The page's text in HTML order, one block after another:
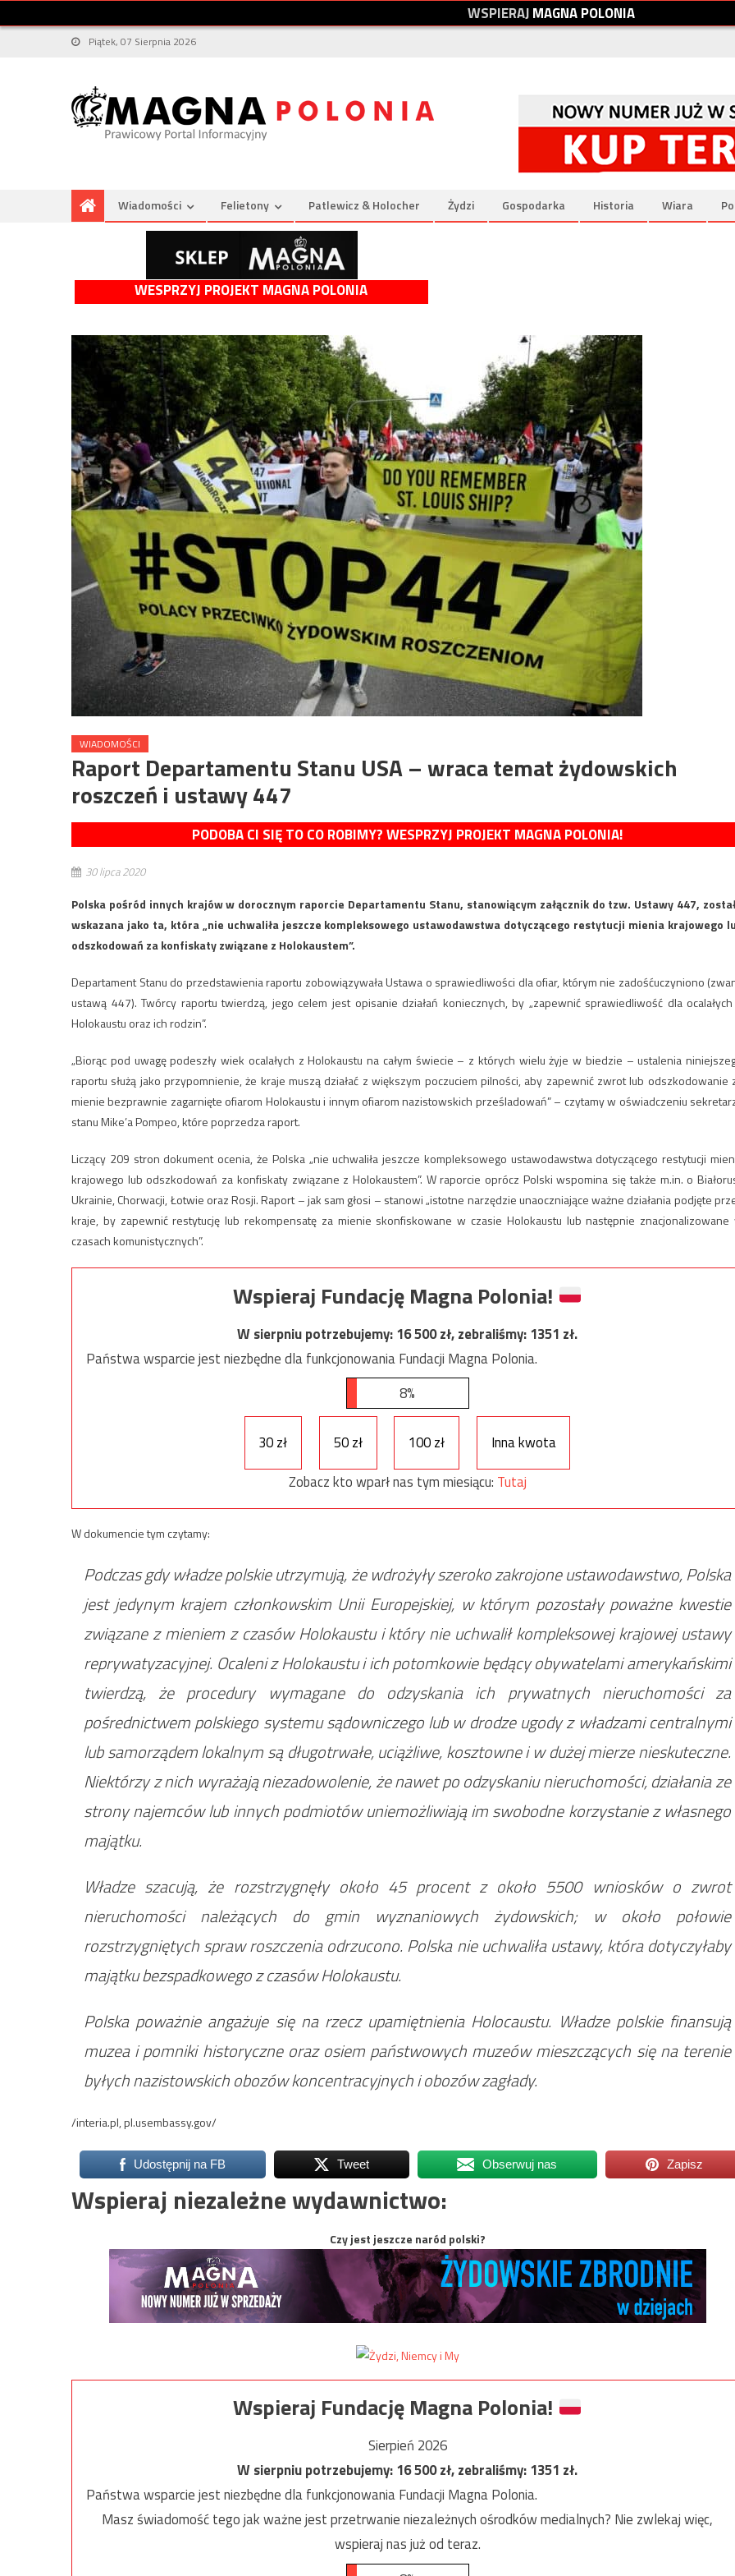
WSPIERAJMAGNAPOLONIA
Piątek, 07 Sierpnia 2026
Wiadomości Felietony Patlewicz & Holocher Żydzi Gospodarka Historia Wiara
WESPRZYJ PROJEKT MAGNA POLONIA
WIADOMOŚCI
Raport Departamentu Stanu USA – wraca temat żydowskich
roszczeń i ustawy 447
PODOBA CI SIĘ TO CO ROBIMY? WESPRZYJ PROJEKT MAGNA POLONIA!
30 lipca 2020
Polska pośród innych krajów w dorocznym raporcie Departamentu Stanu, stanowiącym załącznik do tzw. Ustawy 447,
wskazana jako ta, która „nie uchwaliła jeszcze kompleksowego ustawodawstwa dotyczącego restytucji mienia krajowego
odszkodowań za konfiskaty związane z Holokaustem”.
Departament Stanu do przedstawienia raportu zobowiązywała Ustawa o sprawiedliwości dla ofiar, którym nie zadośćuczyniono
ustawą 447). Twórcy raportu twierdzą, jego celem jest opisanie działań koniecznych, by „zapewnić sprawiedliwość dla
Holokaustu oraz ich rodzin”.
„Biorąc pod uwagę podeszły wiek ocalałych z Holokaustu na całym świecie – z których wielu żyje w biedzie – ustalenia
raportu służą jako przypomnienie, że kraje muszą działać z większym poczuciem pilności, aby zapewnić zwrot lub odszkodowanie
mienie bezprawnie zagarnięte ofiarom Holokaustu i innym ofiarom nazistowskich prześladowań” – czytamy w oświadczeniu
stanu Mike’a Pompeo, które poprzedza raport.
Liczący 209 stron dokument ocenia, że Polska „nie uchwaliła jeszcze kompleksowego ustawodawstwa dotyczącego restytucji
krajowego lub odszkodowań za konfiskaty związane z Holokaustem”. W raporcie oprócz Polski wspomina się także m.in. o
Ukrainie, Chorwacji, Łotwie oraz Rosji. Raport – jak sam głosi – stanowi „istotne narzędzie unaoczniające ważne działania podjęte
kraje, by zapewnić restytucję lub rekompensatę za mienie skonfiskowane w czasie Holokaustu lub następnie znacjonalizowane
czasach komunistycznych”.
Wspieraj Fundację Magna Polonia!
W sierpniu potrzebujemy:16 500zł, zebraliśmy:1351 zł.
Państwa wsparcie jest niezbędne dla funkcjonowania Fundacji Magna Polonia.
8%
30 zł 50 zł 100 zł
Inna kwota
Zobacz kto wparł nas tym miesiącu: Tutaj
W dokumencie tym czytamy:
Podczas gdy władze polskie utrzymują, że wdrożyły szeroko zakrojone ustawodawstwo, Polska
jest jedynym krajem członkowskim Unii Europejskiej, w którym pozostały poważne kwestie
związane z mieniem z czasów Holokaustu i który nie uchwalił kompleksowej krajowej ustawy
reprywatyzacyjnej. Ocaleni z Holokaustu i ich potomkowie będący obywatelami amerykańskimi
twierdzą, że procedury wymagane do odzyskania ich prywatnych nieruchomości za
pośrednictwem polskiego systemu sądowniczego lub w drodze ugody z władzami centralnymi
lub samorządem lokalnym są długotrwałe, uciążliwe, kosztowne i w dużej mierze nieskuteczne.
Niektórzy z nich wyrażają niezadowolenie, że nawet po odzyskaniu nieruchomości, działania ze
strony najemców lub innych podmiotów uniemożliwiają im swobodne korzystanie z własnego
majątku.
Władze szacują, że rozstrzygnęły około 45 procent z około 5500 wniosków o zwrot
nieruchomości należących do gmin wyznaniowych żydowskich; w około połowie
rozstrzygniętych spraw roszczenia odrzucono. Polska nie uchwaliła ustawy, która dotyczyłaby
majątku bezspadkowego z czasów Holokaustu.
Polska poważnie angażuje się na rzecz upamiętnienia Holocaustu. Władze polskie finansują
muzea i pomniki historyczne oraz osiem państwowych muzeów mieszczących się na terenie
byłych nazistowskich obozów koncentracyjnych i obozów zagłady.
/interia.pl, pl.usembassy.gov/
Udostępnij na FB Tweet Obserwuj nas Zapisz
Wspieraj niezależne wydawnictwo:
Czy jest jeszcze naród polski?
Wspieraj Fundację Magna Polonia!
Sierpień 2026
W sierpniu potrzebujemy:16 500zł, zebraliśmy:1351 zł.
Państwa wsparcie jest niezbędne dla funkcjonowania Fundacji Magna Polonia.
Masz świadomość tego jak ważne jest przetrwanie niezależnych ośrodków medialnych? Nie zwlekaj więc,
wspieraj nas już od teraz.